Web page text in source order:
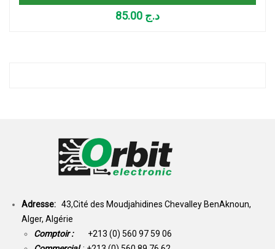
د.ج
Adresse: 43,Cité des Moudjahidines Chevalley BenAknoun,
Alger, Algérie
Comptoir : +213 (0) 560 97 59 06